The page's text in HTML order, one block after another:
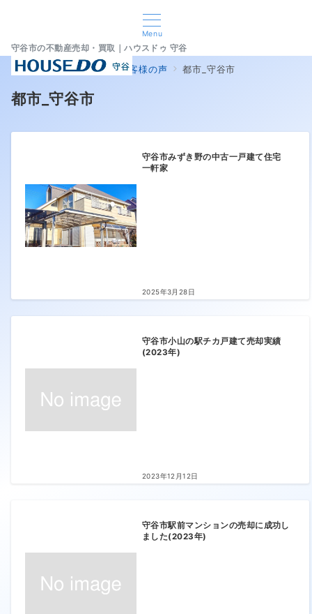
Menu
守谷市の不動産売却・買取｜ハウスドゥ 守谷
home 売却査定実績とお客様の声 都市_守谷市
都市_守谷市
守谷市みずき野の中古一戸建て住宅
一軒家
2025年3月28日
守谷市小山の駅チカ戸建て売却実績
(2023年)
2023年12月12日
守谷市駅前マンションの売却に成功し
ました(2023年)